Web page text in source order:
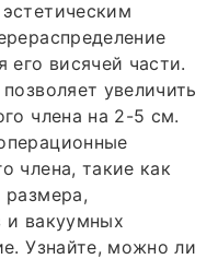
его висячей части.
увеличить
члена на 2-5 см.
члена, такие как
размера,
и вакуумных
Узнайте, можно ли